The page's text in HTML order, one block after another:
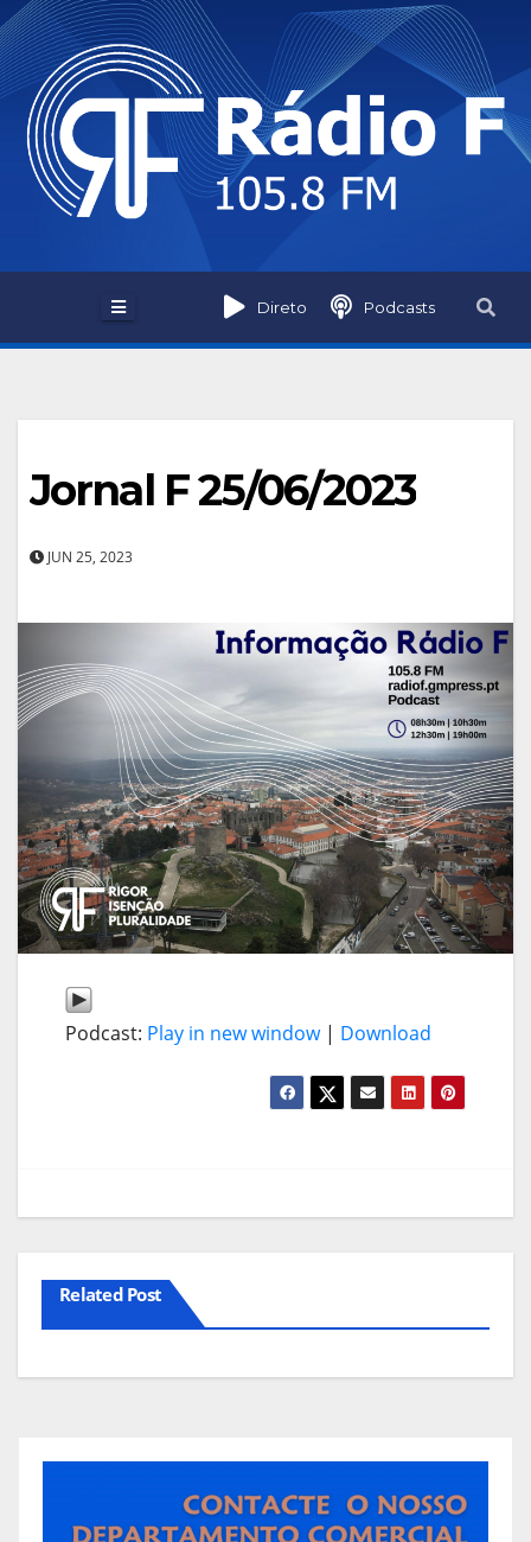
Skip
to
content
Direto Podcasts
Jornal F 25/06/2023
JUN 25, 2023
Podcast: Play in new window| Download
Related Post